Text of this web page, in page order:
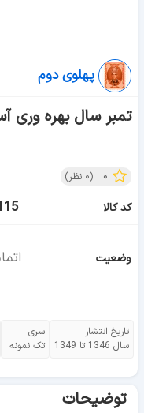
پهلوی دوم
تمبر سال بهره وری آسیایی 1349 -
۰ (۰ نظر)
کد کالا
وضعیت
تاریخ انتشار
سال 1346 تا 1349
سری
تک نمونه
توضیحات